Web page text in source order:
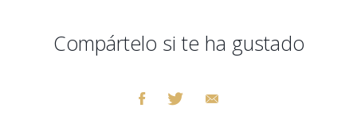
Compártelo si te ha gustado